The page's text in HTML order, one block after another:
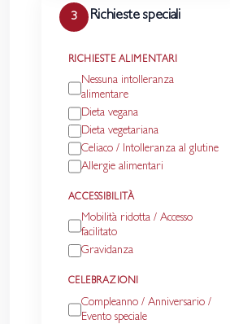
3 Richieste speciali
RICHIESTE ALIMENTARI
Nessuna intolleranza
alimentare
Dieta vegana
Dieta vegetariana
Celiaco / Intolleranza al glutine
Allergie alimentari
ACCESSIBILITÀ
Mobilità ridotta / Accesso
facilitato
Gravidanza
CELEBRAZIONI
Compleanno / Anniversario /
Evento speciale